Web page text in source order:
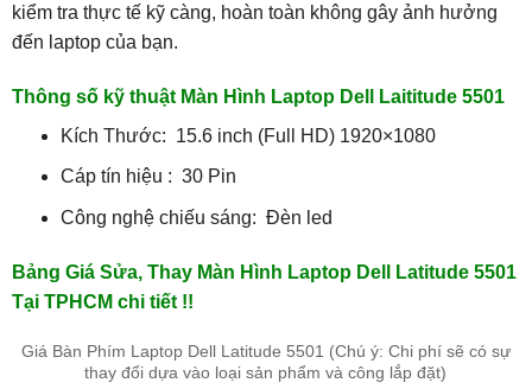
kiểm tra thực tế kỹ càng, hoàn toàn không gây ảnh hưởng
đến laptop của bạn.
Thông số kỹ thuật Màn Hình Laptop Dell Laititude 5501
Kích Thước: 15.6 inch (Full HD) 1920×1080
Cáp tín hiệu : 30 Pin
Công nghệ chiếu sáng: Đèn led
Bảng Giá Sửa, Thay Màn Hình Laptop Dell Latitude 5501
Tại TPHCM chi tiết !!
Giá Bàn Phím Laptop Dell Latitude 5501 (Chú ý: Chi phí sẽ có sự
thay đổi dựa vào loại sản phẩm và công lắp đặt)